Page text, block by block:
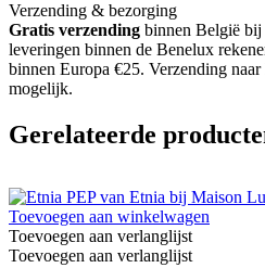
Verzending & bezorging
Gratis verzending binnen België
leveringen binnen de Benelux
binnen Europa €25. Verzending
mogelijk.
Gerelateerde
Toevoegen aan winkelwagen
Toevoegen aan verlanglijst
Toevoegen aan verlanglijst